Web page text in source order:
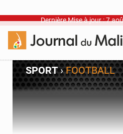
Dernière Mise à jour : 7
SPORT›FOOTBALL